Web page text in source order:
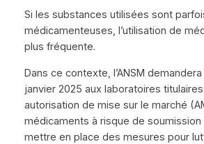
Si les substances utilisées sont
médicamenteuses, l’utilisation de
plus fréquente.
Dans ce contexte, l’ANSM
janvier 2025 aux laboratoires titulaires
autorisation de mise sur le marché
médicaments à risque de soumission
mettre en place des mesures pour